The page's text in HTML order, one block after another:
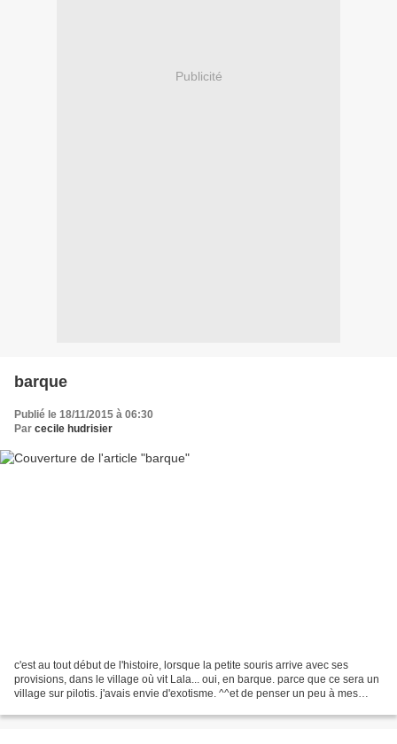
Publicité
barque
Publié le 18/11/2015 à 06:30
Par cecile hudrisier
c'est au tout début de l'histoire, lorsque la petite souris arrive avec ses
provisions, dans le village où vit Lala... oui, en barque. parce que ce sera un
village sur pilotis. j'avais envie d'exotisme. ^^et de penser un peu à mes